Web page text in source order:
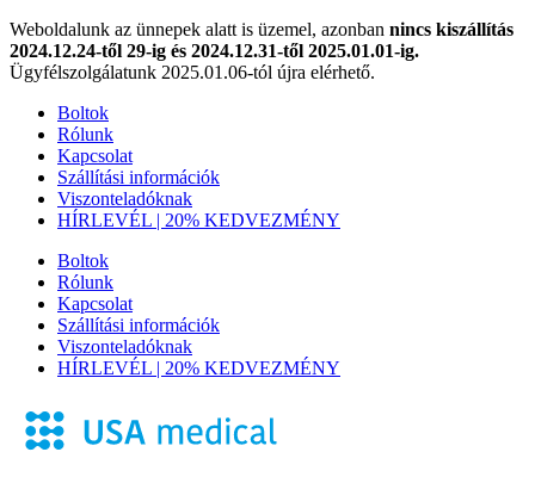
Weboldalunk az ünnepek alatt is üzemel, azonban nincs kiszállítás
2024.12.24-től 29-ig és 2024.12.31-től 2025.01.01-ig.
Ügyfélszolgálatunk 2025.01.06-tól újra elérhető.
Boltok
Rólunk
Kapcsolat
Szállítási információk
Viszonteladóknak
HÍRLEVÉL | 20% KEDVEZMÉNY
Boltok
Rólunk
Kapcsolat
Szállítási információk
Viszonteladóknak
HÍRLEVÉL | 20% KEDVEZMÉNY